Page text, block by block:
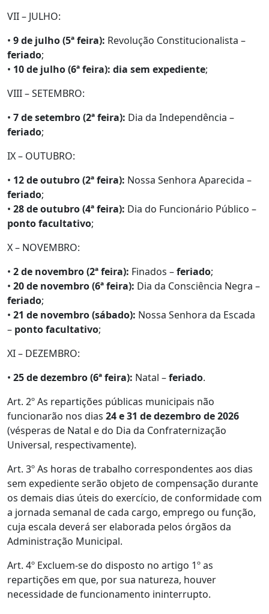
VII – JULHO:
• 9 de julho (5ª feira): Revolução Constitucionalista –
feriado;
• 10 de julho (6ª feira): dia sem expediente;
VIII – SETEMBRO:
• 7 de setembro (2ª feira): Dia da Independência –
feriado;
IX – OUTUBRO:
• 12 de outubro (2ª feira): Nossa Senhora Aparecida –
feriado;
• 28 de outubro (4ª feira): Dia do Funcionário Público –
ponto facultativo;
X – NOVEMBRO:
• 2 de novembro (2ª feira): Finados –feriado;
• 20 de novembro (6ª feira): Dia da Consciência Negra –
feriado;
• 21 de novembro (sábado): Nossa Senhora da Escada
– ponto facultativo;
XI – DEZEMBRO:
• 25 de dezembro (6ª feira): Natal –feriado.
Art. 2º As repartições públicas municipais não
funcionarão nos dias 24 e 31 de dezembro de 2026
(vésperas de Natal e do Dia da Confraternização
Universal, respectivamente).
Art. 3º As horas de trabalho correspondentes aos dias
sem expediente serão objeto de compensação durante
os demais dias úteis do exercício, de conformidade com
a jornada semanal de cada cargo, emprego ou função,
cuja escala deverá ser elaborada pelos órgãos da
Administração Municipal.
Art. 4º Excluem-se do disposto no artigo 1º as
repartições em que, por sua natureza, houver
necessidade de funcionamento ininterrupto.